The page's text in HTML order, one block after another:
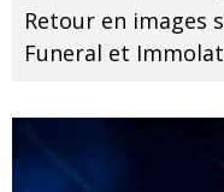
Retour en images
Funeral et